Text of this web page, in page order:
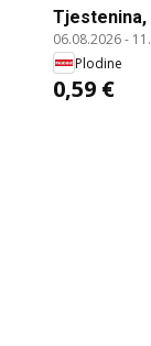
06.08.2026-
Plodine
0,59 €